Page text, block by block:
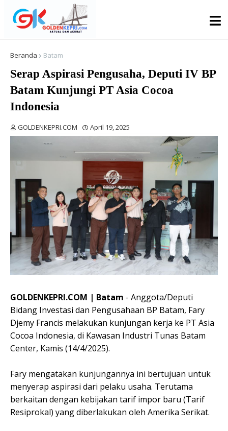
Beranda Batam
Serap Aspirasi Pengusaha, Deputi IV BP
Batam Kunjungi PT Asia Cocoa
Indonesia
GOLDENKEPRI.COM April 19, 2025
GOLDENKEPRI.COM | Batam - Anggota/Deputi
Bidang Investasi dan Pengusahaan BP Batam, Fary
Djemy Francis melakukan kunjungan kerja ke PT Asia
Cocoa Indonesia, di Kawasan Industri Tunas Batam
Center, Kamis (14/4/2025).
Fary mengatakan kunjungannya ini bertujuan untuk
menyerap aspirasi dari pelaku usaha. Terutama
berkaitan dengan kebijakan tarif impor baru (Tarif
Resiprokal) yang diberlakukan oleh Amerika Serikat.